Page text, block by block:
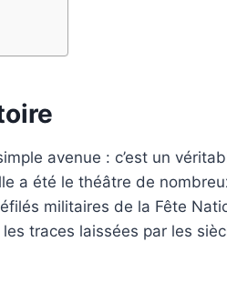
avenue : c’est un
a été le théâtre de
militaires de la Fête
traces laissées par les